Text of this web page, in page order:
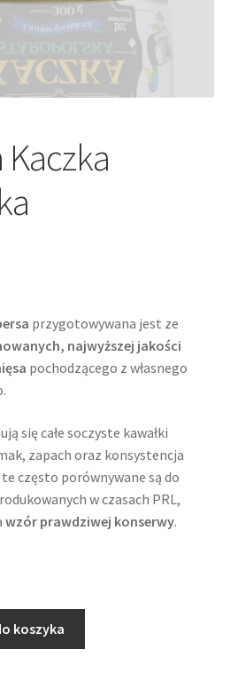
przygotowywana jest ze
najwyższej jakości
pochodzącego z własnego
się całe soczyste kawałki
zapach oraz konsystencja
często porównywane są do
w czasach PRL,
wzór prawdziwej konserwy.
koszyka